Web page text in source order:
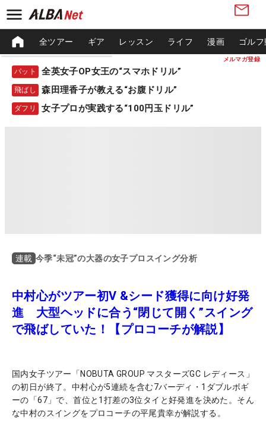
メルマガ登録
全ツアー ギア レッスン ライフ 漫画 ゴル
パット 全英女子OP女王の“スマホドリル”
飛ばし 森田理香子が教える“お腹ドリル”
ダフリ 女子プロが実践する“100円玉ドリル”
連載 今季“未冠”の大器の女子プロスイング分析
中村心がツアー初V &シード獲得に向け好発
進 大型ヘッドに合う“閉じて開く”スイング
で飛ばしていた！【プロコーチが解説】
国内女子ツアー「NOBUTA GROUP マスターズGC レディース」
の初日が終了。中村心が5連続を含む7バーディ・1ダブルボギ
ーの「67」で、首位と1打差の3位タイと好発進を決めた。そん
な中村のスイングをプロコーチの平尾貴幸が解説する。